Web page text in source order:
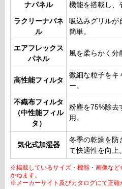
ナパネル
機能を搭載し、
ラクリーナパネ
ル
吸込みグリルが
簡単。
エアフレックス
パネル
風を柔らかく分
高性能フィルタ
微細な粒子をキ
ー。
不織布フィルタ
（中性能フィル
タ）
粉塵を75%除去
用。
気化式加湿器
冬季の乾燥を防
て快適性を向上。
※掲載しているサイズ・機能・画像など
かねます。
※メーカーサイト及びカタログにて正確